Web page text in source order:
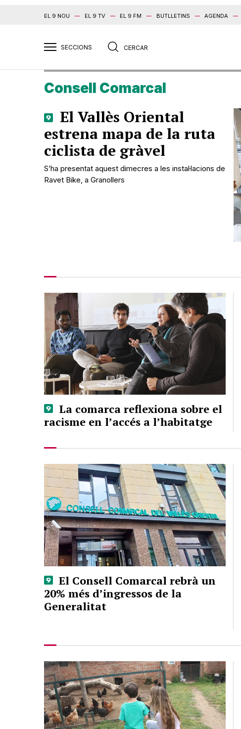
EL 9 NOU EL 9 TV EL 9 FM BUTLLETINS AGENDA
Consell Comarcal
El Vallès Oriental
estrena mapa de la ruta
ciclista de gràvel
S’ha presentat aquest dimecres a les instal·lacions de
Ravet Bike, a Granollers
La comarca reflexiona sobre el
racisme en l’accés a l’habitatge
El Consell Comarcal rebrà un
20% més d’ingressos de la
Generalitat